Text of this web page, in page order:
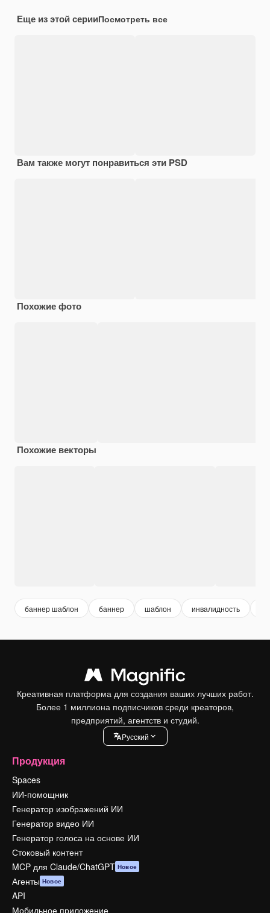
Еще из этой серииПосмотреть все
Вам также могут понравиться эти PSD
Похожие фото
Похожие векторы
баннер шаблон баннер шаблон инвалидность
Креативная платформа для создания ваших лучших работ.
Более 1 миллиона подписчиков среди креаторов,
предприятий, агентств и студий.
Pусский
Продукция
Spaces
ИИ-помощник
Генератор изображений ИИ
Генератор видео ИИ
Генератор голоса на основе ИИ
Стоковый контент
MCP для Claude/ChatGPT Новое
Агенты Новое
API
Мобильное приложение